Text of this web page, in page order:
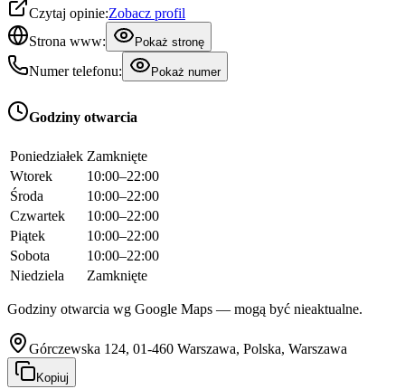
Czytaj opinie:Zobacz profil
Strona www:
Pokaż stronę
Numer telefonu: Pokaż numer
Godziny otwarcia
Poniedziałek Zamknięte
Wtorek
10:00–22:00
Środa
10:00–22:00
Czwartek
10:00–22:00
Piątek
10:00–22:00
Sobota
10:00–22:00
Niedziela
Zamknięte
Godziny otwarcia wg Google Maps — mogą być nieaktualne.
Górczewska 124, 01-460 Warszawa, Polska, Warszawa
Kopiuj